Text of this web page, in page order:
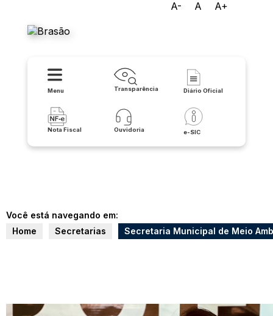
A- A A+
Menu Transparência Diário Oficial
Nota Fiscal Ouvidoria e-SIC
Você está navegando em:
Home
Secretarias Secretaria Municipal de Meio